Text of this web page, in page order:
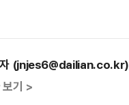
자 (jnjes6@dailian.co.kr)
기 >